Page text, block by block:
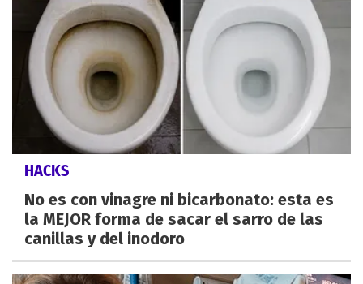
HACKS
No es con vinagre ni bicarbonato: esta es
la MEJOR forma de sacar el sarro de las
canillas y del inodoro